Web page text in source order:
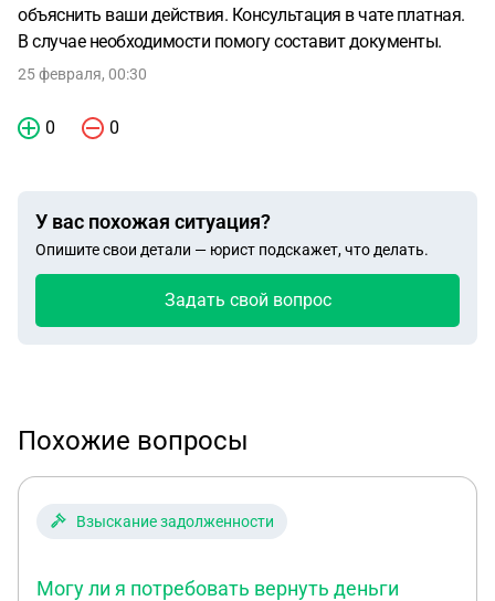
объяснить ваши действия. Консультация в чате платная.
В случае необходимости помогу составит документы.
25 февраля, 00:30
0 0
У вас похожая ситуация?
Опишите свои детали — юрист подскажет, что делать.
Задать свой вопрос
Похожие вопросы
Взыскание задолженности
Могу ли я потребовать вернуть деньги